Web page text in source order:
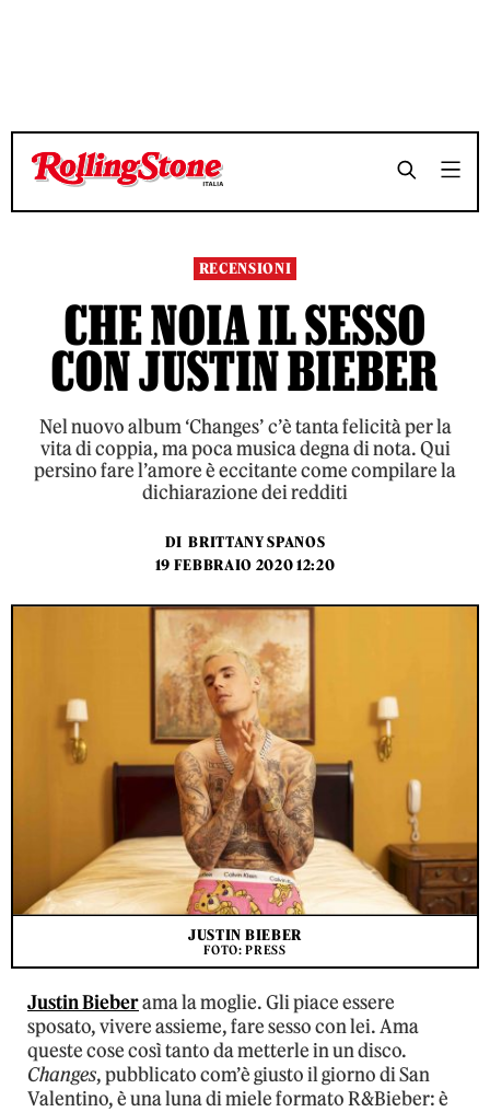
TEMPO DI LETTURA 5 MINUTI SHARE
TEMPO DI LETTURA 5 MINUTI SHARE
RECENSIONI
CHE NOIA IL SESSO
CON JUSTIN BIEBER
Nel nuovo album ‘Changes’ c’è tanta felicità per la
vita di coppia, ma poca musica degna di nota. Qui
persino fare l’amore è eccitante come compilare la
dichiarazione dei redditi
DI BRITTANY SPANOS
19 FEBBRAIO 2020 12:20
JUSTIN BIEBER
FOTO: PRESS
Justin Bieberama la moglie. Gli piace essere
sposato, vivere assieme, fare sesso con lei. Ama
queste cose così tanto da metterle in un disco.
Changes, pubblicato com’è giusto il giorno di San
Valentino, è una luna di miele formato R&Bieber: è